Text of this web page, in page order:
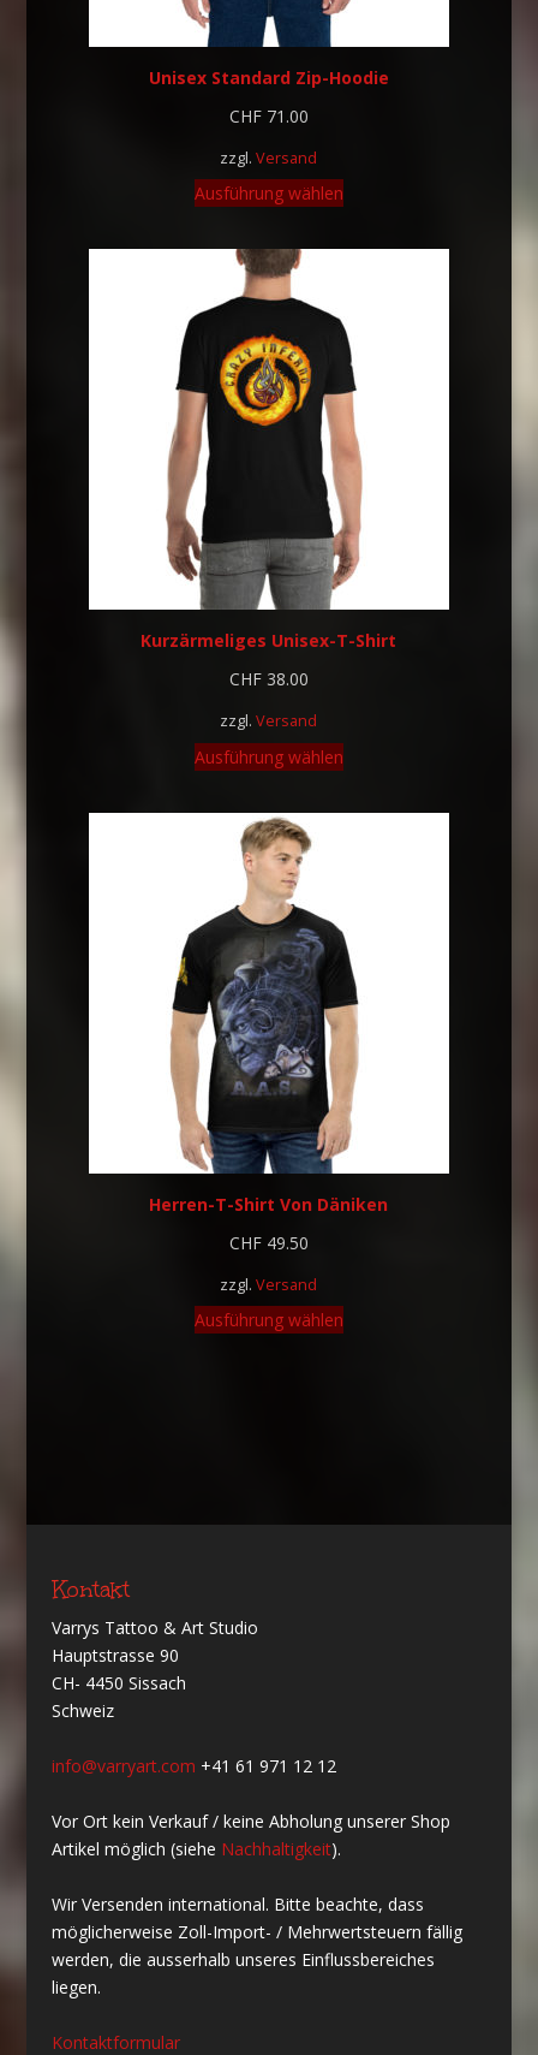
Unisex Standard Zip-Hoodie
CHF71.00
zzgl.Versand
Ausführung wählen
Kurzärmeliges Unisex-T-Shirt
CHF38.00
zzgl.Versand
Ausführung wählen
Herren-T-Shirt Von Däniken
CHF49.50
zzgl.Versand
Ausführung wählen
Kontakt
Varrys Tattoo & Art Studio
Hauptstrasse 90
CH- 4450 Sissach
Schweiz
info@varryart.com +41 61 971 12 12
Vor Ort kein Verkauf / keine Abholung unserer Shop
Artikel möglich (siehe Nachhaltigkeit).
Wir Versenden international. Bitte beachte, dass
möglicherweise Zoll-Import- / Mehrwertsteuern fällig
werden, die ausserhalb unseres Einflussbereiches
liegen.
Kontaktformular